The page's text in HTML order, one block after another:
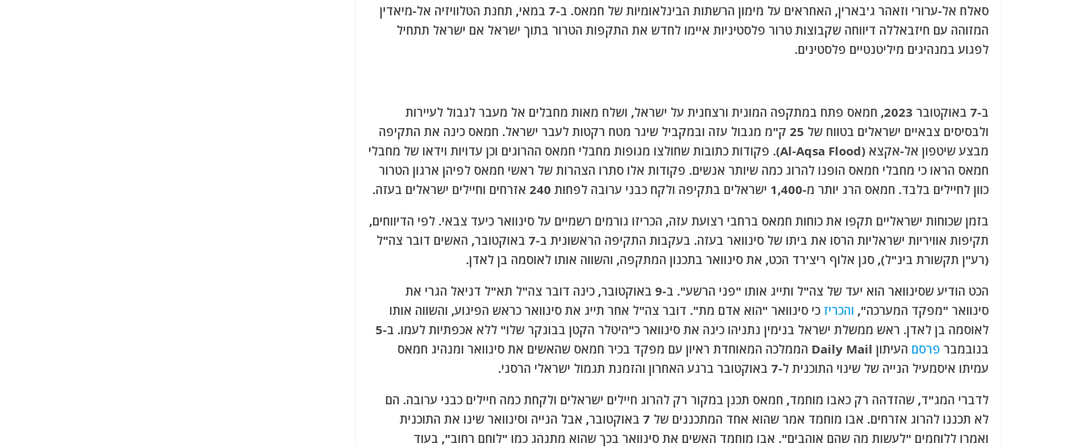
סאלח אל-ערורי וזאהר ג'בארין, האחראים על מימון הרשתות הבינלאומיות של חמאס. ב-7 במאי, תחנת הטלוויזיה אל-מיאדין
המזוהה עם חיזבאללה דיווחה שקבוצות טרור פלסטיניות איימו לחדש את התקפות הטרור בתוך ישראל אם ישראל תתחיל
לפגוע במנהיגים מיליטנטיים פלסטינים.
ב-7 באוקטובר 2023, חמאס פתח במתקפה המונית ורצחנית על ישראל, ושלח מאות מחבלים אל מעבר לגבול לעיירות
ולבסיסים צבאיים ישראלים בטווח של 25 ק"מ מגבול עזה ובמקביל שיגר מטח רקטות לעבר ישראל. חמאס כינה את התקיפה
מבצע שיטפון אל-אקצא (Al-Aqsa Flood). פקודות כתובות שחולצו מגופות מחבלי חמאס ההרוגים וכן עדויות וידאו של מחבלי
חמאס הראו כי מחבלי חמאס הופנו להרוג כמה שיותר אנשים. פקודות אלו סתרו הצהרות של ראשי חמאס לפיהן ארגון הטרור
כוון לחיילים בלבד. חמאס הרג יותר מ-1,400 ישראלים בתקיפה ולקח כבני ערובה לפחות 240 אזרחים וחיילים ישראלים בעזה.
בזמן שכוחות ישראליים תקפו את כוחות חמאס ברחבי רצועת עזה, הכריזו גורמים רשמיים על סינוואר כיעד צבאי. לפי הדיווחים,
תקיפות אוויריות ישראליות הרסו את ביתו של סינוואר בעזה. בעקבות התקיפה הראשונית ב-7 באוקטובר, האשים דובר צה"ל
(רע"ן תקשורת בינ"ל), סגן אלוף ריצ'רד הכט, את סינוואר בתכנון המתקפה, והשווה אותו לאוסמה בן לאדן.
הכט הודיע ​​שסינוואר הוא יעד של צה"ל ותייג אותו "פני הרשע". ב-9 באוקטובר, כינה דובר צה"ל תא"ל דניאל הגרי את
סינוואר "מפקד המערכה", והכריז כי סינוואר "הוא אדם מת". דובר צה"ל אחר תייג את סינוואר כראש הפיגוע, והשווה אותו
לאוסמה בן לאדן. ראש ממשלת ישראל בנימין נתניהו כינה את סינוואר כ"היטלר הקטן בבונקר שלו" ללא אכפתיות לעמו. ב-5
בנובמבר פרסם
העיתון Daily Mail הממלכה המאוחדת ראיון עם מפקד בכיר חמאס שהאשים את סינוואר ומנהיג חמאס
עמיתו איסמעיל הנייה של שינוי התוכנית ל-7 באוקטובר ברגע האחרון והזמנת תגמול ישראלי הרסני.
לדברי המג"ד, שהזדהה רק כאבו מוחמד, חמאס תכנן במקור רק להרוג חיילים ישראלים ולקחת כמה חיילים כבני ערובה. הם
לא תכננו להרוג אזרחים. אבו מוחמד אמר שהוא אחד המתכננים של 7 באוקטובר, אבל הנייה וסינוואר שינו את התוכנית
ואמרו ללוחמים "לעשות מה שהם אוהבים". אבו מוחמד האשים את סינוואר בכך שהוא מתנהג כמו "לוחם רחוב", בעוד